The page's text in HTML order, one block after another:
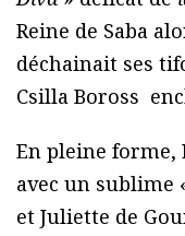
Reine de Saba
déchainait ses
Csilla Boross
En pleine forme,
avec un sublime
et Juliette de